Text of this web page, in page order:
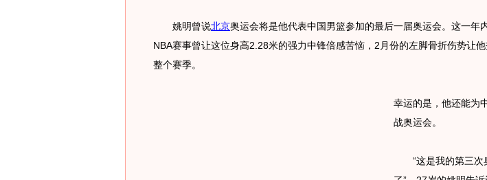
姚明曾说北京奥运会将是他代表中国男篮参加的最后一届奥运会。这一年
NBA赛事曾让这位身高2.28米的强力中锋倍感苦恼，2月份的左脚骨折伤势让他
整个赛季。
幸运的是，他还能为
战奥运会。
“这是我的第三次